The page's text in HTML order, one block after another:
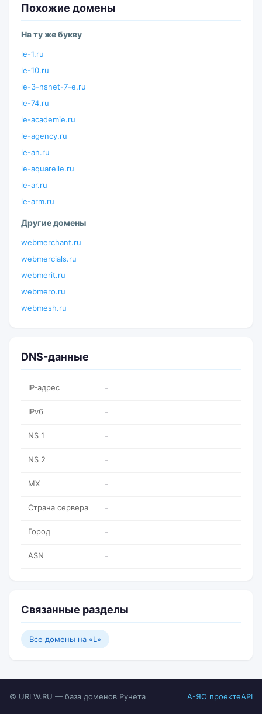
Похожие домены
На ту же букву
le-1.ru
le-10.ru
le-3-nsnet-7-e.ru
le-74.ru
le-academie.ru
le-agency.ru
le-an.ru
le-aquarelle.ru
le-ar.ru
le-arm.ru
Другие домены
webmerchant.ru
webmercials.ru
webmerit.ru
webmero.ru
webmesh.ru
DNS-данные
IP-адрес -
IPv6 -
NS 1 -
NS 2 -
MX -
Страна сервера -
Город -
ASN -
Связанные разделы
Все домены на «L»
© URLW.RU — база доменов Рунета А-ЯО проектеAPI